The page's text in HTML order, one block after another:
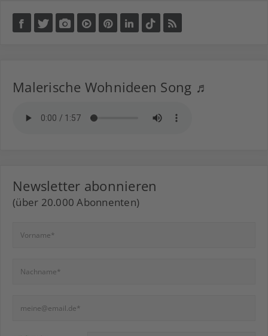
Malerische Wohnideen Song ♬
Newsletter abonnieren
(über 20.000 Abonnenten)